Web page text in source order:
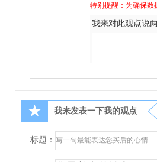
特别提醒：为确保数
我来对此观点说
★ 我来发表一下我的观点
标题：